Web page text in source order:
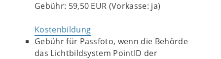
Gebühr: 59,50 EUR (Vorkasse: ja)
Kostenbildung
Gebühr für Passfoto, wenn die Behörde
das Lichtbildsystem PointID der